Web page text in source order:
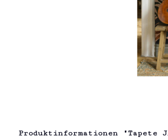
Produktinformationen "Tapete